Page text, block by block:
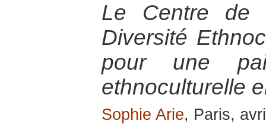
Le Centre de
Diversité
pour une
ethnoculturelle
Sophie Arie, Paris,